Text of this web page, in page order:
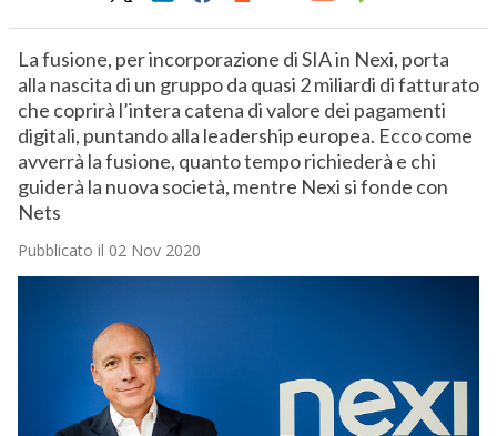
La fusione, per incorporazione di SIA in Nexi, porta
alla nascita di un gruppo da quasi 2 miliardi di fatturato
che coprirà l’intera catena di valore dei pagamenti
digitali, puntando alla leadership europea. Ecco come
avverrà la fusione, quanto tempo richiederà e chi
guiderà la nuova società, mentre Nexi si fonde con
Nets
Pubblicato il 02 Nov 2020